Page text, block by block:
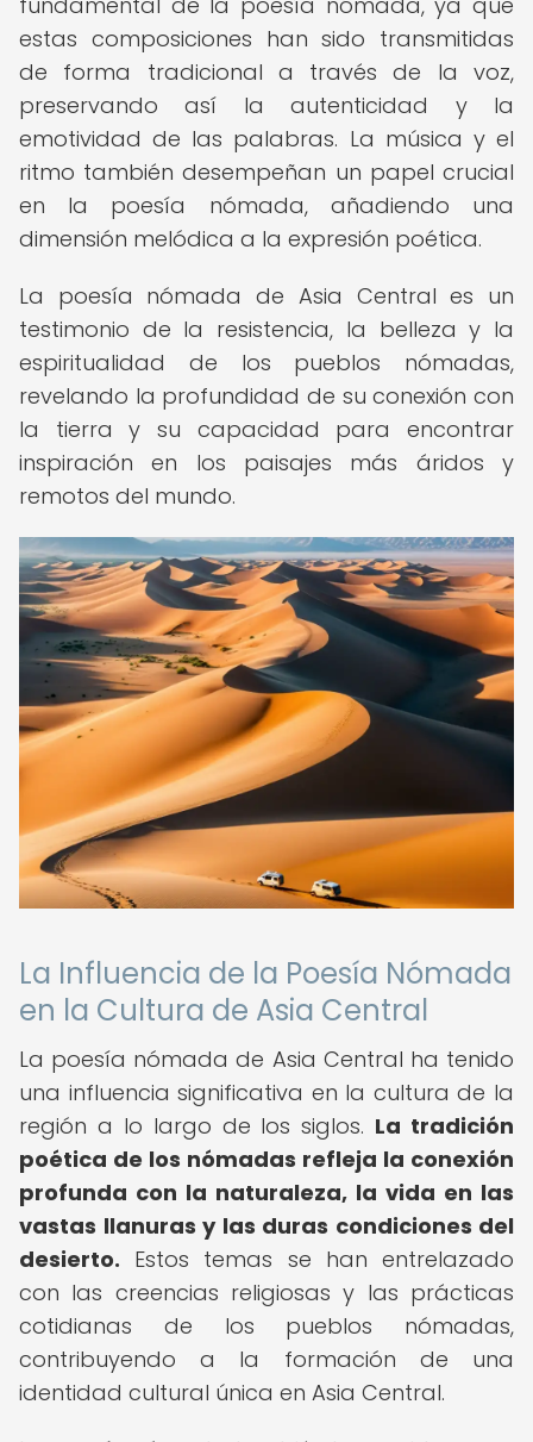
estas composiciones han sido transmitidas
de forma tradicional a través de la voz,
preservando así la autenticidad y la
emotividad de las palabras. La música y el
ritmo también desempeñan un papel crucial
en la poesía nómada, añadiendo una
dimensión melódica a la expresión poética.
La poesía nómada de Asia Central es un
testimonio de la resistencia, la belleza y la
espiritualidad de los pueblos nómadas,
revelando la profundidad de su conexión con
la tierra y su capacidad para encontrar
inspiración en los paisajes más áridos y
remotos del mundo.
La Influencia de la Poesía Nómada
en la Cultura de Asia Central
La poesía nómada de Asia Central ha tenido
una influencia significativa en la cultura de la
región a lo largo de los siglos. La tradición
poética de los nómadas refleja la conexión
profunda con la naturaleza, la vida en las
vastas llanuras y las duras condiciones del
desierto. Estos temas se han entrelazado
con las creencias religiosas y las prácticas
cotidianas de los pueblos nómadas,
contribuyendo a la formación de una
identidad cultural única en Asia Central.